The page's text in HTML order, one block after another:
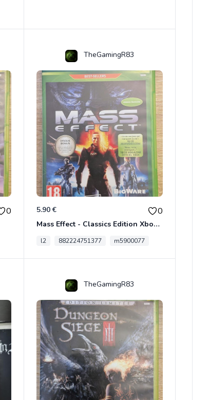
0
TheGamingR83
5.90 € 0
Mass Effect - Classics Edition Xbox 360
l2 882224751377 m5900077
TheGamingR83